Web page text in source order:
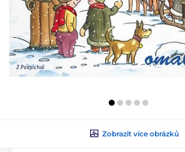
Zobrazit více obrázků